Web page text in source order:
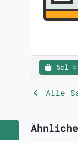
5cl =
Alle